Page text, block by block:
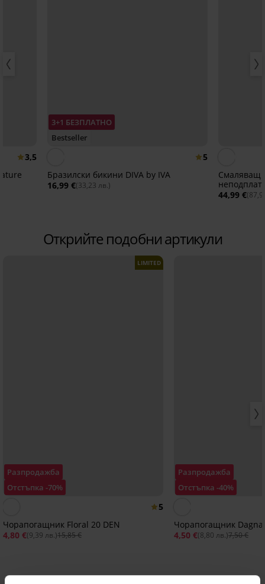
3,5
3+1 БЕЗПЛАТНО
Bestseller
5
Бразилски бикини DIVA by IVA
16,99 €(33,23 лв.)
Смаляващ
44,99 €
Открийте подобни артикули
Разпродажба
Отстъпка -70%
LIMITED
5
Чорапогащник Floral 20 DЕN
4,80 €(9,39 лв.)15,85 €
Разпродажба
Отстъпка -40%
Чорапогащник Dagna
4,50 €(8,80 лв.)7,50 €